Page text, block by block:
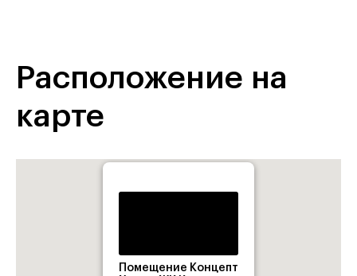
Расположение на
карте
Помещение Концепт